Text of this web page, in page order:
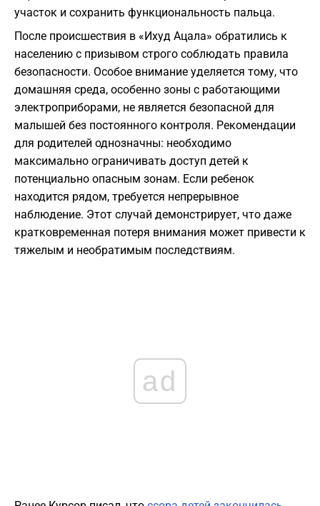
участок и сохранить функциональность пальца.
После происшествия в «Ихуд Ацала» обратились к
населению с призывом строго соблюдать правила
безопасности. Особое внимание уделяется тому, что
домашняя среда, особенно зоны с работающими
электроприборами, не является безопасной для
малышей без постоянного контроля. Рекомендации
для родителей однозначны: необходимо
максимально ограничивать доступ детей к
потенциально опасным зонам. Если ребенок
находится рядом, требуется непрерывное
наблюдение. Этот случай демонстрирует, что даже
кратковременная потеря внимания может привести к
тяжелым и необратимым последствиям.
ad